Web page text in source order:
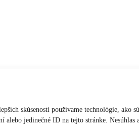
skúseností používame technológie,
alebo jedinečné ID na tejto stránke.